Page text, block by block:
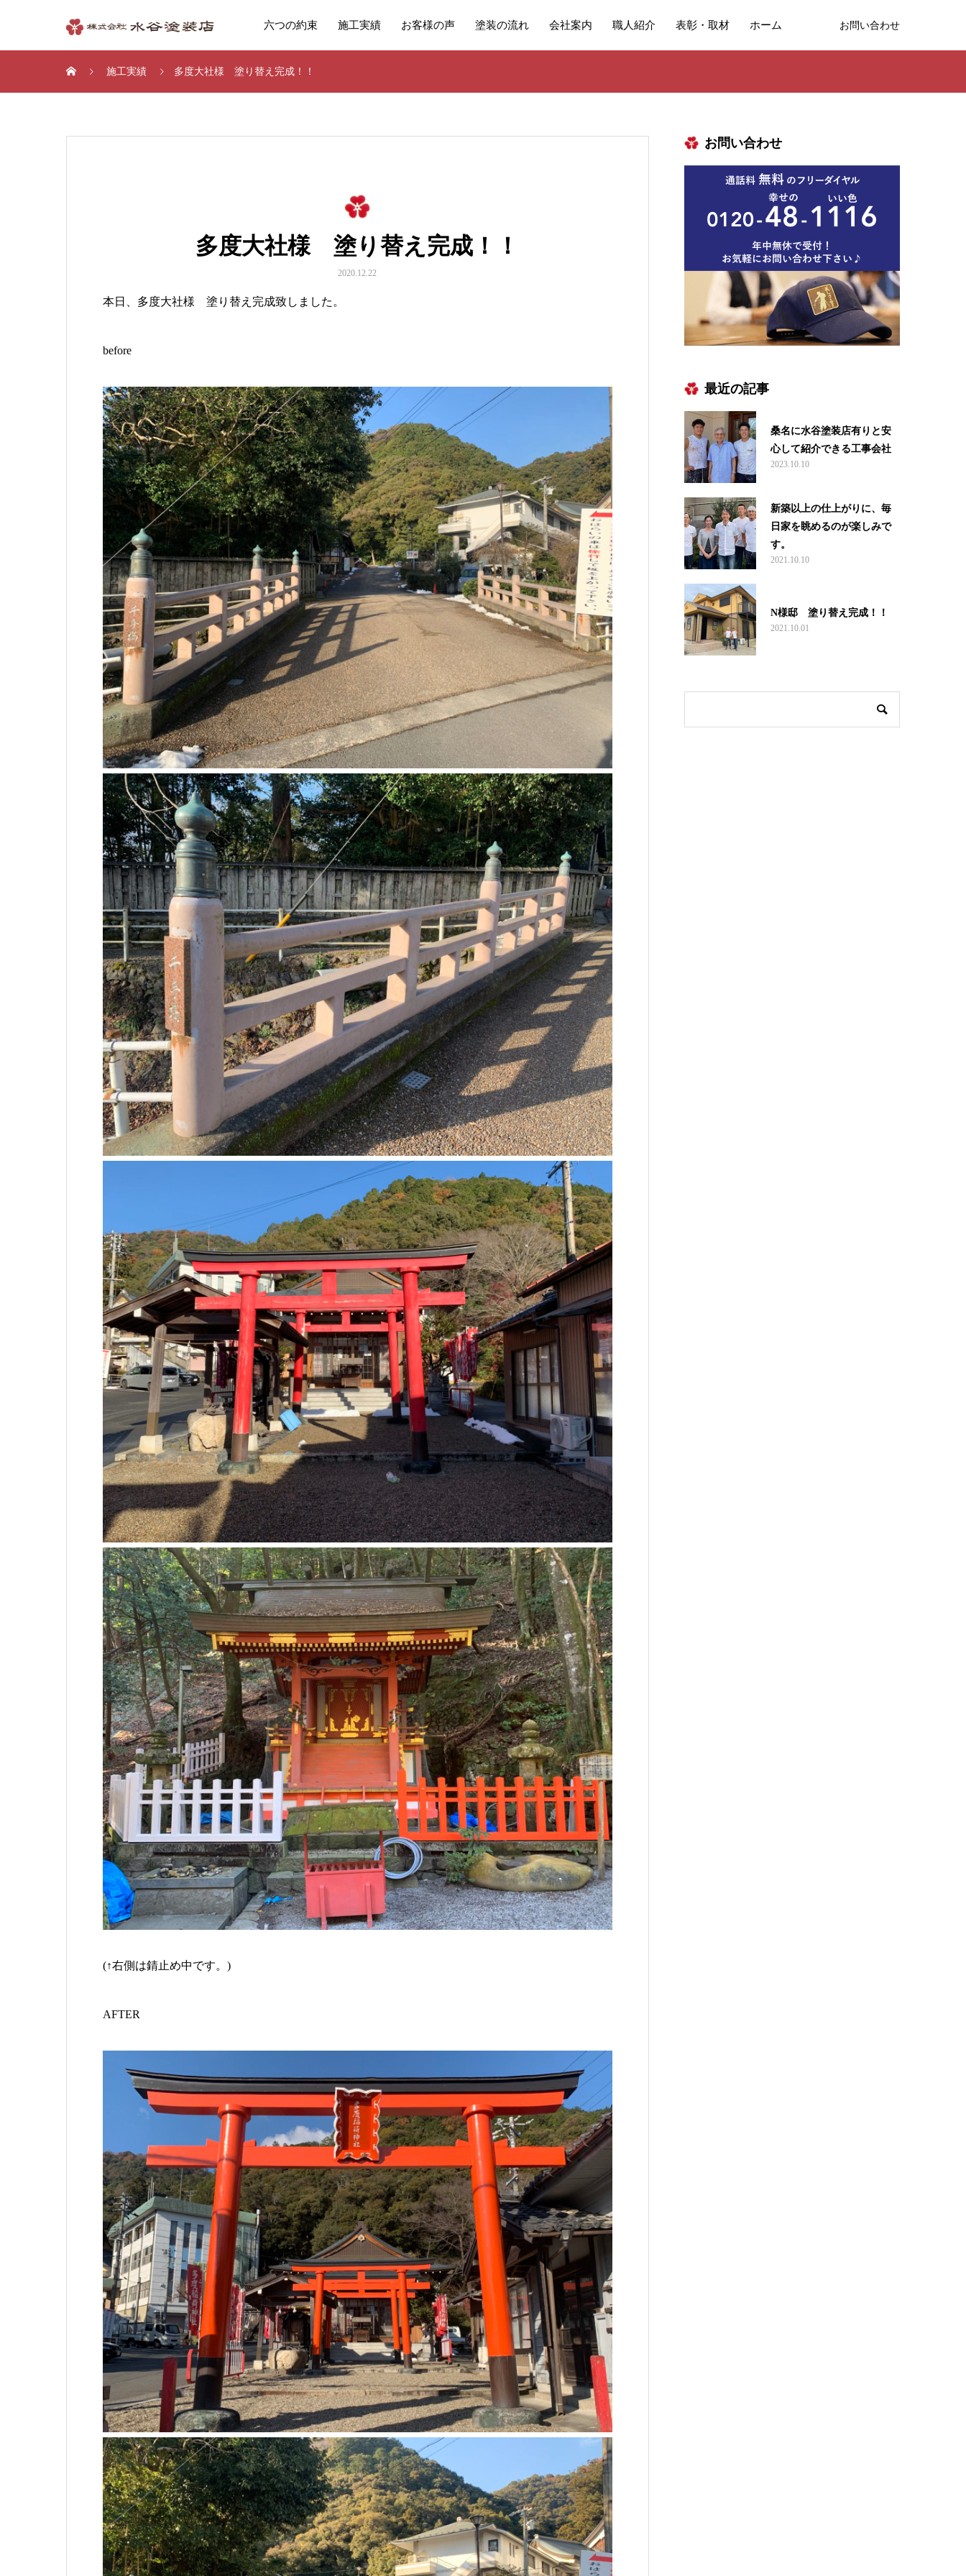
六つの約束 施工実績 お客様の声 塗装の流れ 会社案内 職人紹介 表彰・取材 ホーム お問い合わせ
施工実績 多度大社様 塗り替え完成！！
多度大社様 塗り替え完成！！
2020.12.22
本日、多度大社様 塗り替え完成致しました。
before
(↑右側は錆止め中です。)
AFTER
お問い合わせ
最近の記事
桑名に水谷塗装店有りと安
心して紹介できる工事会社
2023.10.10
新築以上の仕上がりに、毎
日家を眺めるのが楽しみで
す。
2021.10.10
N様邸 塗り替え完成！！
2021.10.01